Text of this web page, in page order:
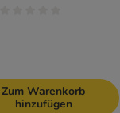
Zum Warenkorb
hinzufügen